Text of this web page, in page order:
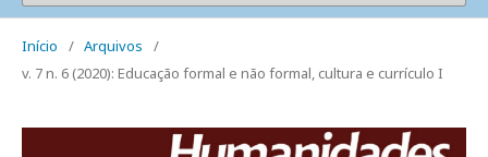
Início / Arquivos
/
v. 7 n. 6 (2020): Educação formal e não formal, cultura e currículo I